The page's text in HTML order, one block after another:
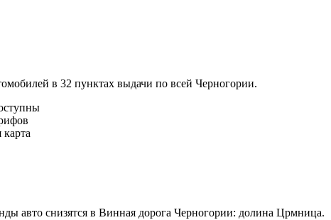
в 32 пунктах выдачи по всей Черногории.
авто снизятся в Винная дорога Черногории: долина Црмница.